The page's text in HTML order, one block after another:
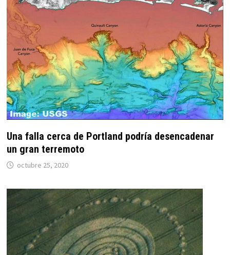
Una falla cerca de Portland podría desencadenar
un gran terremoto
octubre 25, 2020